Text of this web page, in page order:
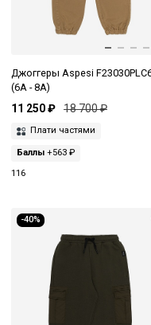
Джоггеры Aspesi
(6A - 8A)
11 250 ₽ 18 700 ₽
Плати частями
Баллы +563 ₽
116
-40%